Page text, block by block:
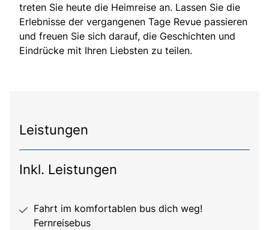
treten Sie heute die Heimreise an. Lassen Sie die
Erlebnisse der vergangenen Tage Revue passieren
und freuen Sie sich darauf, die Geschichten und
Eindrücke mit Ihren Liebsten zu teilen.
Leistungen
Inkl. Leistungen
Fahrt im komfortablen bus dich weg!
Fernreisebus